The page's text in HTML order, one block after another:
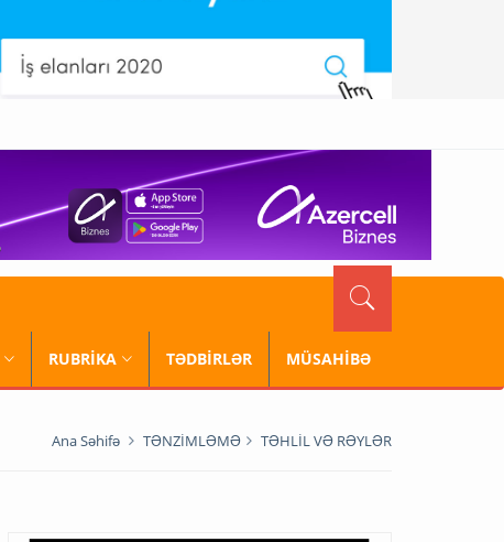
RUBRİKA TƏDBİRLƏR MÜSAHİBƏ
Ana Səhifə TƏNZİMLƏMƏ TƏHLİL VƏ RƏYLƏR